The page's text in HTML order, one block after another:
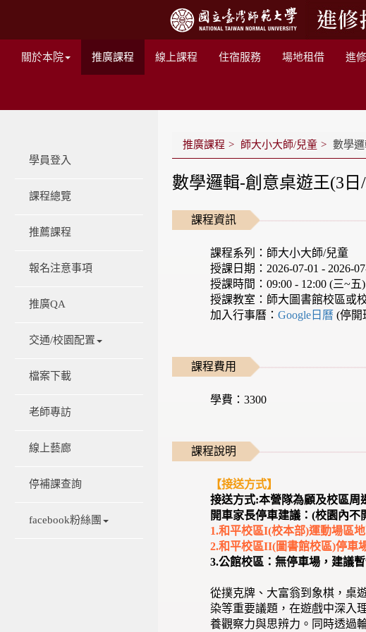
關於本院 推廣課程 線上課程 住宿服務 場地租借 進
學員登入
課程總覽
推薦課程
報名注意事項
推廣QA
交通/校園配置
檔案下載
老師專訪
線上藝廊
停補課查詢
facebook粉絲團
推廣課程 師大小大師/兒童 數學
數學邏輯-創意桌遊王(3日
課程資訊
課程系列：師大小大師/兒童
授課日期：2026-07-01 - 2026-
授課時間：09:00 - 12:00 (三~五)
授課教室：師大圖書館校區或
加入行事曆：Google日曆(停開
課程費用
學費：3300
課程說明
【接送方式】
接送方式:本營隊為顧及校區周
開車家長停車建議：(校園內不
1.和平校區I(校本部)運動場區
2.和平校區II(圖書館校區)停車
3.公館校區：無停車場，建議
從撲克牌、大富翁到象棋，桌
染等重要議題，在遊戲中深入
養觀察力與思辨力。同時透過